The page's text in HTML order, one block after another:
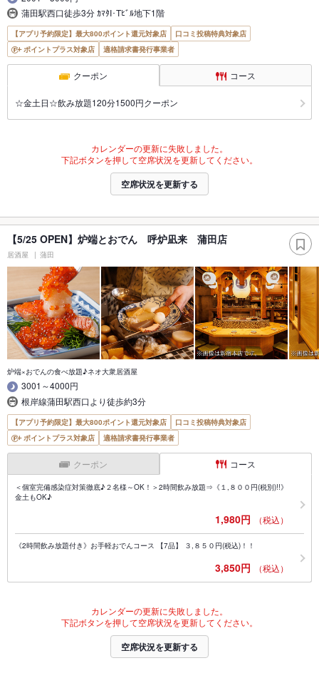
蒲田駅西口徒歩3分 ｶﾏﾀI･Tﾋﾞﾙ地下1階
【アプリ予約限定】最大800ポイント還元対象店
口コミ投稿特典対象店
ポイントプラス対象店
適格請求書発行事業者
クーポン コース
☆金土日☆飲み放題120分1500円クーポン
カレンダーの更新に失敗しました。
下記ボタンを押して空席状況を更新してください。
空席状況を更新する
【5/25 OPEN】炉端とおでん 呼炉凪来 蒲田店
居酒屋 蒲田
炉端×おでんの食べ放題♪ネオ大衆居酒屋
3001～4000円
根岸線蒲田駅西口より徒歩約3分
【アプリ予約限定】最大800ポイント還元対象店
口コミ投稿特典対象店
ポイントプラス対象店
適格請求書発行事業者
クーポン コース
＜個室完備感染症対策徹底♪２名様～OK！＞2時間飲み放題⇒《１,８００円(税別)!!》
金土もOK♪
1,980円 （税込）
《2時間飲み放題付き》お手軽おでんコース 【7品】 ３,８５０円(税込)！！
3,850円 （税込）
カレンダーの更新に失敗しました。
下記ボタンを押して空席状況を更新してください。
空席状況を更新する